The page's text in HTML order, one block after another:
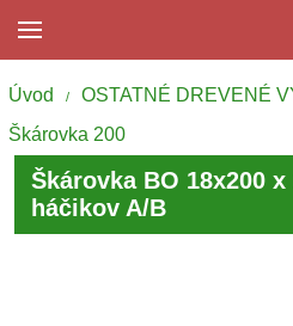
Úvod / OSTATNÉ DREVENÉ
Škárovka 200
Škárovka BO 18x200
háčikov A/B